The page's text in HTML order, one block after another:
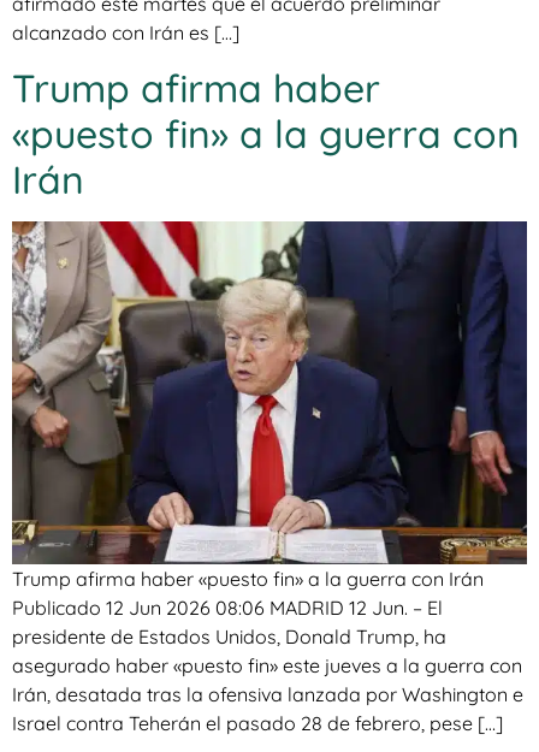
alcanzado con Irán es […]
Trump afirma haber
«puesto fin» a la guerra con
Irán
Trump afirma haber «puesto fin» a la guerra con Irán
Publicado 12 Jun 2026 08:06 MADRID 12 Jun. – El
presidente de Estados Unidos, Donald Trump, ha
asegurado haber «puesto fin» este jueves a la guerra con
Irán, desatada tras la ofensiva lanzada por Washington e
Israel contra Teherán el pasado 28 de febrero, pese […]